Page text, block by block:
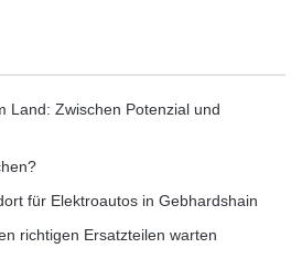
Land: Zwischen Potenzial und
für Elektroautos in Gebhardshain
richtigen Ersatzteilen warten